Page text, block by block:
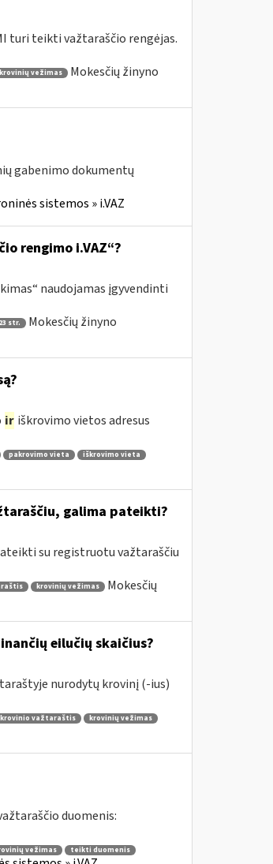
turi teikti važtaraščio rengėjas.
krovinių vežimas
Mokesčių žinyno
gabenimo dokumentų
sistemos » i.VAZ
rengimo i.VAZ“?
naudojamas įgyvendinti
str.
Mokesčių žinyno
ir iškrovimo vietos adresus
pakrovimo vieta iškrovimo vieta
galima pateikti?
su registruotu važtaraščiu
krovinių vežimas
Mokesčių
eilučių skaičius?
nurodytų krovinį (-ius)
krovinio važtaraštis krovinių vežimas
duomenis:
vežimas
teikti duomenis